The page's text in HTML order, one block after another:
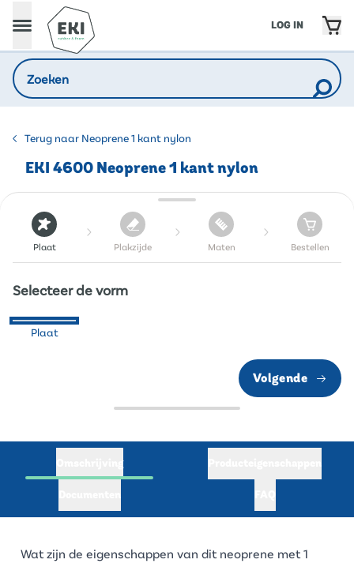
LOG IN
Terug naar Neoprene 1 kant nylon
EKI 4600 Neoprene 1 kant nylon
Plaat Plakzijde Maten Bestellen
Selecteer de vorm
Plaat
Volgende
Wat zijn de eigenschappen van dit neoprene met 1